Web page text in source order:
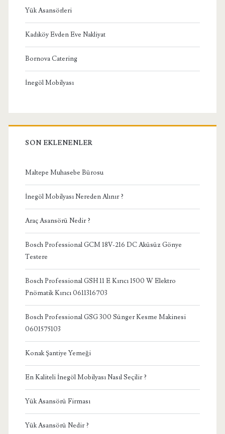
Yük Asansörleri
Kadıköy Evden Eve Nakliyat
Bornova Catering
İnegöl Mobilyası
SON EKLENENLER
Maltepe Muhasebe Bürosu
İnegöl Mobilyası Nereden Alınır ?
Araç Asansörü Nedir ?
Bosch Professional GCM 18V-216 DC Aküsüz Gönye
Testere
Bosch Professional GSH 11 E Kırıcı 1500 W Elektro
Pnömatik Kırıcı 0611316703
Bosch Professional GSG 300 Sünger Kesme Makinesi
0601575103
Konak Şantiye Yemeği
En Kaliteli İnegöl Mobilyası Nasıl Seçilir ?
Yük Asansörü Firması
Yük Asansörü Nedir ?